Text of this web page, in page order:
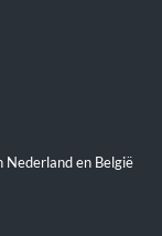
Nederland en België